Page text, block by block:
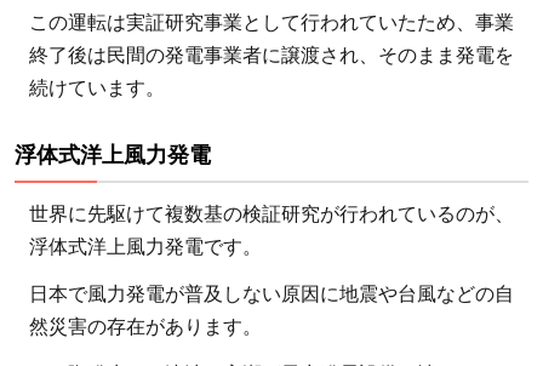
この運転は実証研究事業として行われていたため、事業
終了後は民間の発電事業者に譲渡され、そのまま発電を
続けています。
浮体式洋上風力発電
世界に先駆けて複数基の検証研究が行われているのが、
浮体式洋上風力発電です。
日本で風力発電が普及しない原因に地震や台風などの自
然災害の存在があります。